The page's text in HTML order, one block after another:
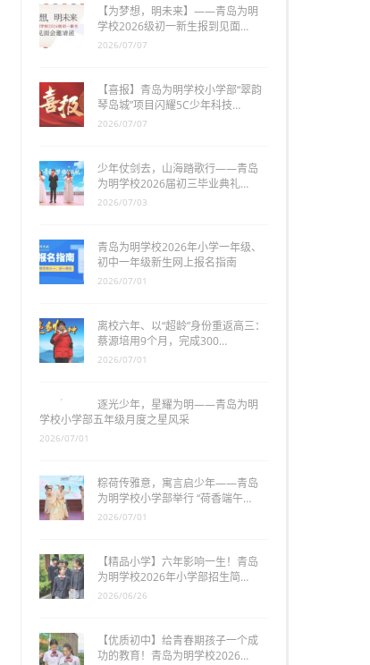
【为梦想，明未来】——青岛为明
学校2026级初一新生报到见面…
2026/07/07
【喜报】青岛为明学校小学部“翠韵
琴岛城”项目闪耀5C少年科技…
2026/07/07
少年仗剑去，山海踏歌行——青岛
为明学校2026届初三毕业典礼…
2026/07/03
青岛为明学校2026年小学一年级、
初中一年级新生网上报名指南
2026/07/01
离校六年、以“超龄”身份重返高三：
蔡源培用9个月，完成300…
2026/07/01
逐光少年，星耀为明——青岛为明
学校小学部五年级月度之星风采
粽荷传雅意，寓言启少年——青岛
为明学校小学部举行 “荷香端午…
2026/07/01
【精品小学】六年影响一生！青岛
为明学校2026年小学部招生简…
2026/06/26
【优质初中】给青春期孩子一个成
功的教育！青岛为明学校2026…